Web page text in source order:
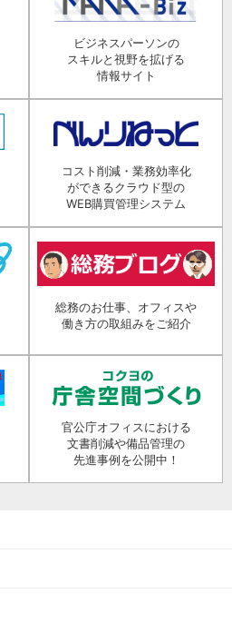
ビジネスパーソンの
スキルと視野を拡げる
情報サイト
コスト削減・業務効率化
ができるクラウド型の
WEB購買管理システム
総務のお仕事、オフィスや
働き方の取組みをご紹介
官公庁オフィスにおける
文書削減や備品管理の
先進事例を公開中！